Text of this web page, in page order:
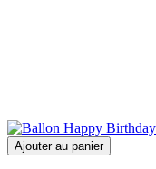
Ajouter au panier